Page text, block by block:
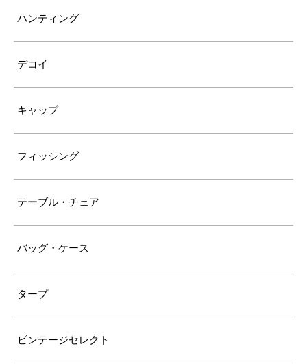
ハンティング
デコイ
キャップ
フィッシング
テーブル・チェア
バッグ・ケース
タープ
ビンテージセレクト